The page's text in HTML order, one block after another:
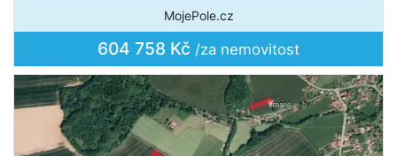
MojePole.cz
604 758 Kč /za nemovitost